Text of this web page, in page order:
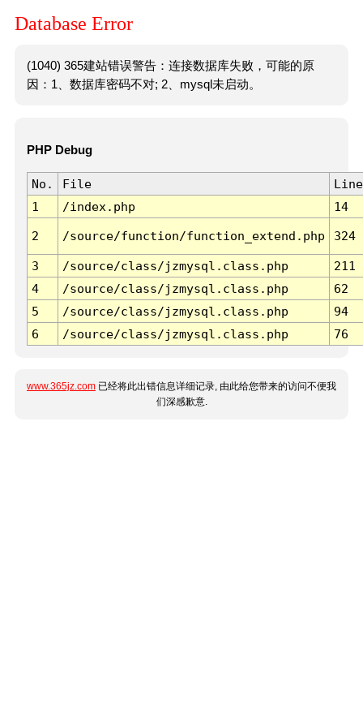
Database Error
(1040) 365建站错误警告：连接数据库失败，可能的原
因：1、数据库密码不对; 2、mysql未启动。
PHP Debug
No. File
Line
1
/index.php 14
2 /source/function/function_extend.php 324
3 /source/class/jzmysql.class.php
211
4
/source/class/jzmysql.class.php
62
5
/source/class/jzmysql.class.php
94
6
/source/class/jzmysql.class.php 76
www.365jz.com 已经将此出错信息详细记录, 由此给您带来的访问不便我
们深感歉意.